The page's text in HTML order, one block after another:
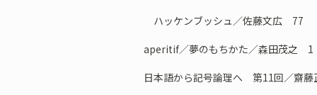
ハッケンブッシュ／佐藤文広 77
aperitif／夢のもちかた／森田茂之 1
日本語から記号論理へ 第11回／齋